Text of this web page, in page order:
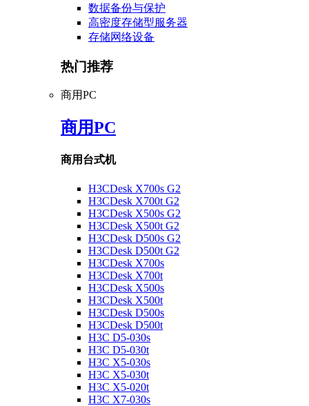
数据备份与保护
高密度存储型服务器
存储网络设备
热门推荐
商用PC
商用PC
商用台式机
H3CDesk X700s G2
H3CDesk X700t G2
H3CDesk X500s G2
H3CDesk X500t G2
H3CDesk D500s G2
H3CDesk D500t G2
H3CDesk X700s
H3CDesk X700t
H3CDesk X500s
H3CDesk X500t
H3CDesk D500s
H3CDesk D500t
H3C D5-030s
H3C D5-030t
H3C X5-030s
H3C X5-030t
H3C X5-020t
H3C X7-030s